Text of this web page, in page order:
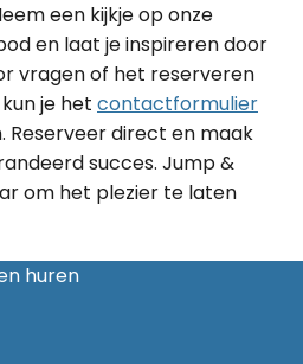
een kijkje op onze
en laat je inspireren door
vragen of het reserveren
je het contactformulier
Reserveer direct en maak
succes. Jump &
om het plezier te laten